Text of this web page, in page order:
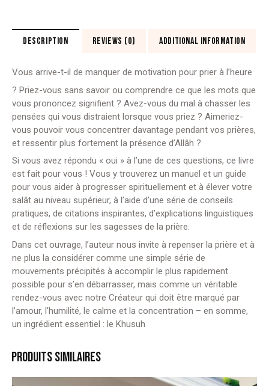
DESCRIPTION REVIEWS (0) ADDITIONAL INFORMATION
Vous arrive-t-il de manquer de motivation pour prier à l’heure
? Priez-vous sans savoir ou comprendre ce que les mots que
vous prononcez signifient ? Avez-vous du mal à chasser les
pensées qui vous distraient lorsque vous priez ? Aimeriez-
vous pouvoir vous concentrer davantage pendant vos prières,
et ressentir plus fortement la présence d’Allâh ?
Si vous avez répondu « oui » à l’une de ces questions, ce livre
est fait pour vous ! Vous y trouverez un manuel et un guide
pour vous aider à progresser spirituellement et à élever votre
salât au niveau supérieur, à l’aide d’une série de conseils
pratiques, de citations inspirantes, d’explications linguistiques
et de réflexions sur les sagesses de la prière.
Dans cet ouvrage, l’auteur nous invite à repenser la prière et à
ne plus la considérer comme une simple série de
mouvements précipités à accomplir le plus rapidement
possible pour s’en débarrasser, mais comme un véritable
rendez-vous avec notre Créateur qui doit être marqué par
l’amour, l’humilité, le calme et la concentration – en somme,
un ingrédient essentiel : le Khusuh
PRODUITS SIMILAIRES